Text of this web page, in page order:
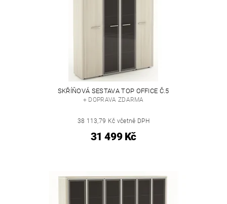
SKŘÍŇOVÁ SESTAVA TOP OFFICE Č.5
+ DOPRAVA ZDARMA
38 113,79 Kč včetně DPH
31 499 Kč